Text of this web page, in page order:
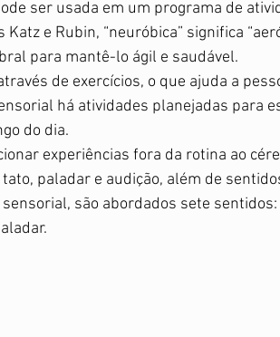
ser usada em um programa de
e Rubin, “neuróbica” significa
para mantê-lo ágil e saudável.
de exercícios, o que ajuda a
há atividades planejadas para
do dia.
experiências fora da rotina ao
paladar e audição, além de
são abordados sete